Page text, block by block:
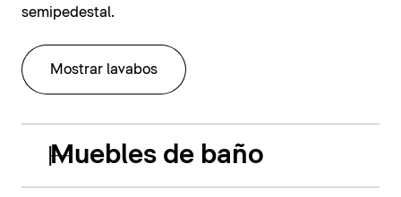
semipedestal.
Mostrar lavabos
Muebles de baño